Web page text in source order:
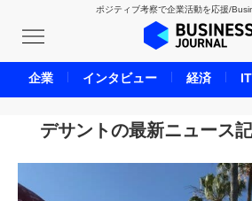
ポジティブ考察で企業活動を応援/
BUSINESS JOURNAL
UNICORN JOURNAL
CARBON CREDITS
ENERGY
デサントの最新ニュース
企業 インタビュー 経済 IT